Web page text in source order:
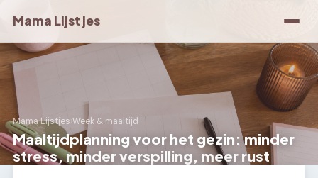
Mama Lijstjes
Mama Lijstjes Week & maaltijd
Maaltijdplanning voor het gezin: minder
stress, minder verspilling, meer rust